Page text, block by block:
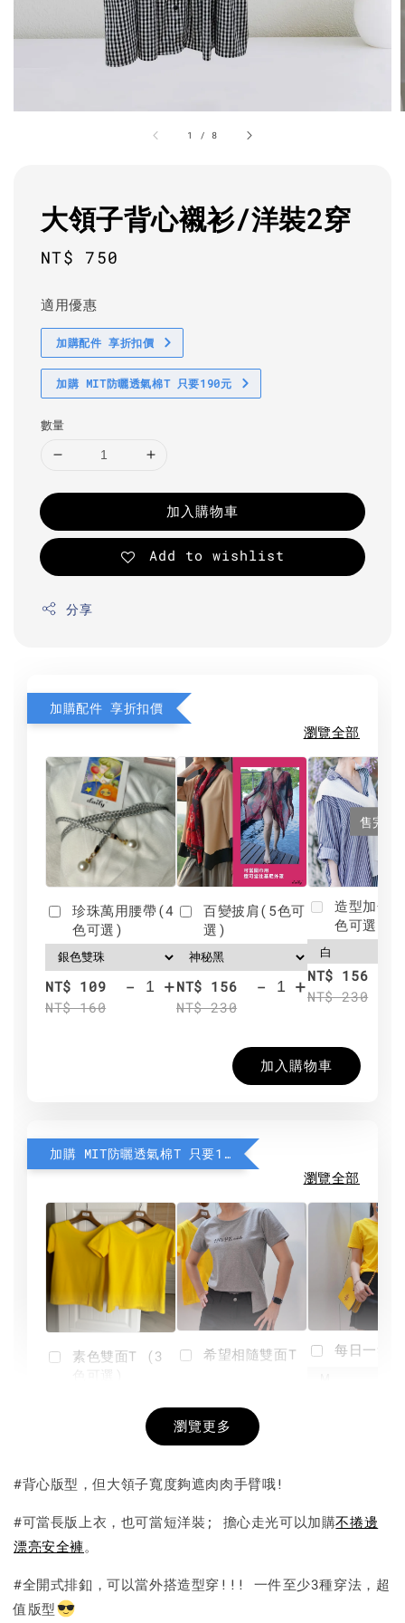
1 / 8
大領子背心襯衫/洋裝2穿
Regular
NT$ 750
適用優惠
加購配件 享折扣價
加購 MIT防曬透氣棉T 只要190元
數量
加入購物車
Add to wishlist
分享
加購配件 享折扣價
瀏覽全部
珍珠萬用腰帶(4
色可選)
NT$ 109
NT$ 160
- +
百變披肩(5色可
選)
NT$ 156
NT$ 230
- +
售完
造型加分
色可選)
NT$ 156
NT$ 230
加入購物車
加購 MIT防曬透氣棉T 只要190元
瀏覽全部
素色雙面T (3
+
希望相隨雙面T
NT$ 190
-
每日一笑
瀏覽更多
#背心版型，但大領子寬度夠遮肉肉手臂哦!
#可當長版上衣，也可當短洋裝; 擔心走光可以加購不捲邊
漂亮安全褲。
#全開式排釦，可以當外搭造型穿!!! 一件至少3種穿法，超
值版型